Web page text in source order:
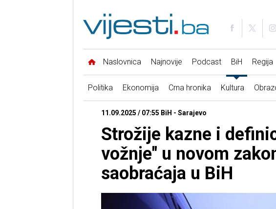
Naslovnica Najnovije Podcast BiH Regija
Politika Ekonomija Crna hronika Kultura
11.09.2025 / 07:55 BiH - Sarajevo
Strožije kazne i
vožnje" u novom
saobraćaja u BiH